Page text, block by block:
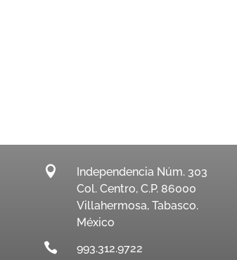

Independencia Núm. 303
Col. Centro, C.P. 86000
Villahermosa, Tabasco.
México

993.312.9722